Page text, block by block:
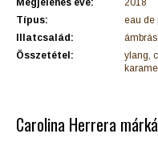
Megjelenés éve:
2018
Típus:
eau de
Illatcsalád:
Összetétel:
ylang,
Carolina Herrera